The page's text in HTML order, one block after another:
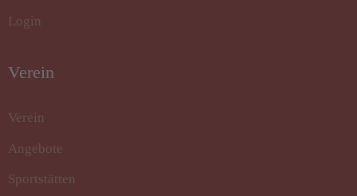
Login
Verein
Verein
Angebote
Sportstätten